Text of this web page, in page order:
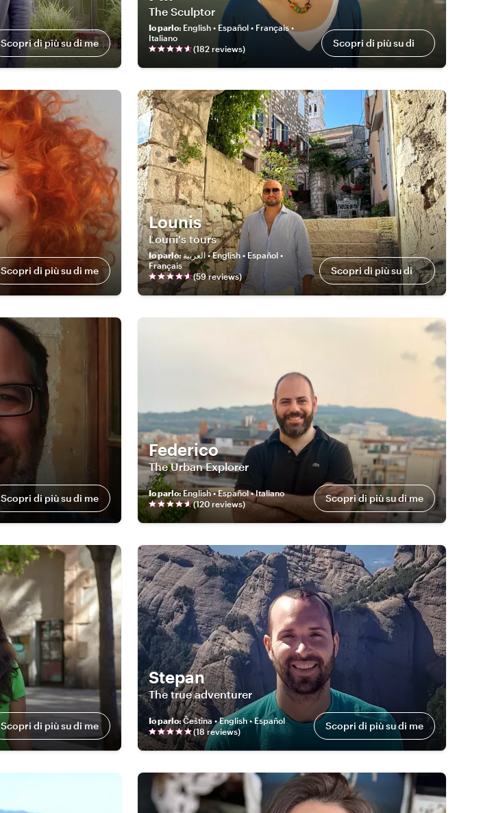
Scopri di più su di me
The Sculptor
Io parlo: English • Español • Français •
Italiano
(182 reviews) Scopri di più su di
me
Scopri di più su di me
Lounis
Louni's tours
Io parlo:العربية • English • Español •
Français
(59reviews) Scopri di più su di
me
Scopri di più su di me
Federico
The Urban Explorer
Io parlo:English • Español • Italiano
(120 reviews) Scopri di più su di me
Scopri di più su di me
Stepan
The true adventurer
Io parlo:Čeština • English • Español
(18reviews) Scopri di più su di me